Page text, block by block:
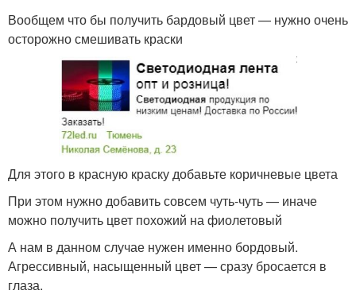
Вообщем что бы получить бардовый цвет — нужно очень
осторожно смешивать краски
Для этого в красную краску добавьте коричневые цвета
При этом нужно добавить совсем чуть-чуть — иначе
можно получить цвет похожий на фиолетовый
А нам в данном случае нужен именно бордовый.
Агрессивный, насыщенный цвет — сразу бросается в
глаза.